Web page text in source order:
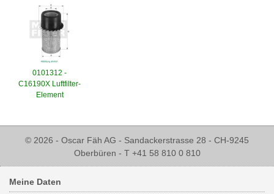
0101312 -
C16190X Luftfilter-
Element
© 2026 - Oscar Fäh AG - Sandackerstrasse 28 - CH-9245
Oberbüren - T +41 58 810 0 810
Meine Daten